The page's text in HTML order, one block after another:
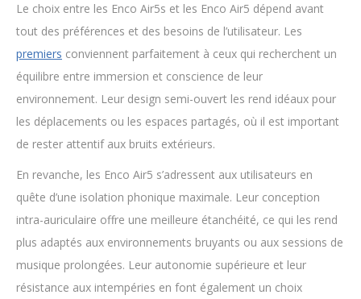
Le choix entre les Enco Air5s et les Enco Air5 dépend avant
tout des préférences et des besoins de l’utilisateur. Les
premiers conviennent parfaitement à ceux qui recherchent un
équilibre entre immersion et conscience de leur
environnement. Leur design semi-ouvert les rend idéaux pour
les déplacements ou les espaces partagés, où il est important
de rester attentif aux bruits extérieurs.
En revanche, les Enco Air5 s’adressent aux utilisateurs en
quête d’une isolation phonique maximale. Leur conception
intra-auriculaire offre une meilleure étanchéité, ce qui les rend
plus adaptés aux environnements bruyants ou aux sessions de
musique prolongées. Leur autonomie supérieure et leur
résistance aux intempéries en font également un choix